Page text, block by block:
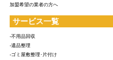
加盟希望の業者の方へ
サービス一覧
-不用品回収
-遺品整理
-ゴミ屋敷整理･片付け